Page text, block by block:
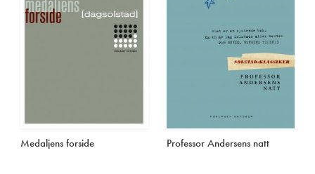
Medaljens forside Professor Andersens natt